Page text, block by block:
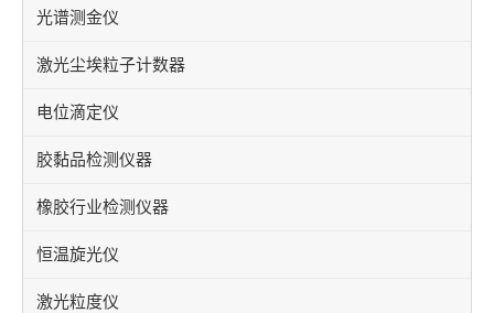
光谱测金仪
激光尘埃粒子计数器
电位滴定仪
胶黏品检测仪器
橡胶行业检测仪器
恒温旋光仪
激光粒度仪